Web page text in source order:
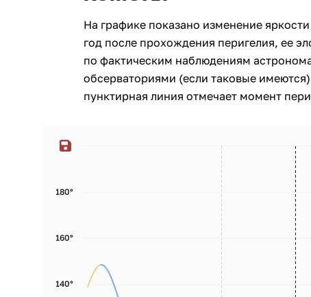
На графике показано изменение
год после прохождения перигелия, ее
по фактическим наблюдениям
обсерваториями (если таковые
пунктирная линия отмечает момент
140°
160°
180°